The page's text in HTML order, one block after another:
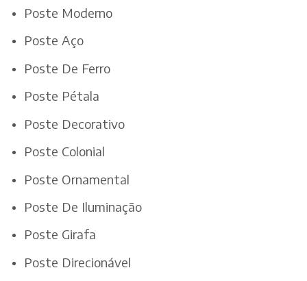
Poste Moderno
Poste Aço
Poste De Ferro
Poste Pétala
Poste Decorativo
Poste Colonial
Poste Ornamental
Poste De Iluminação
Poste Girafa
Poste Direcionável